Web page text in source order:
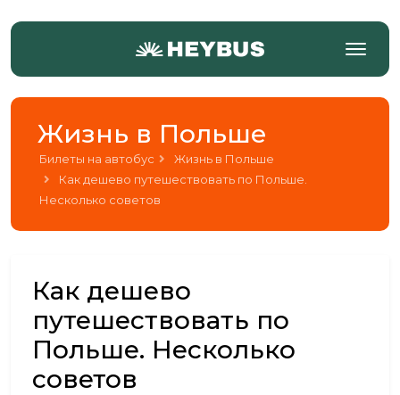
Жизнь в Польше
Билеты на автобус
Жизнь в Польше
Как дешево путешествовать по Польше.
Несколько советов
Как дешево
путешествовать по
Польше. Несколько
советов